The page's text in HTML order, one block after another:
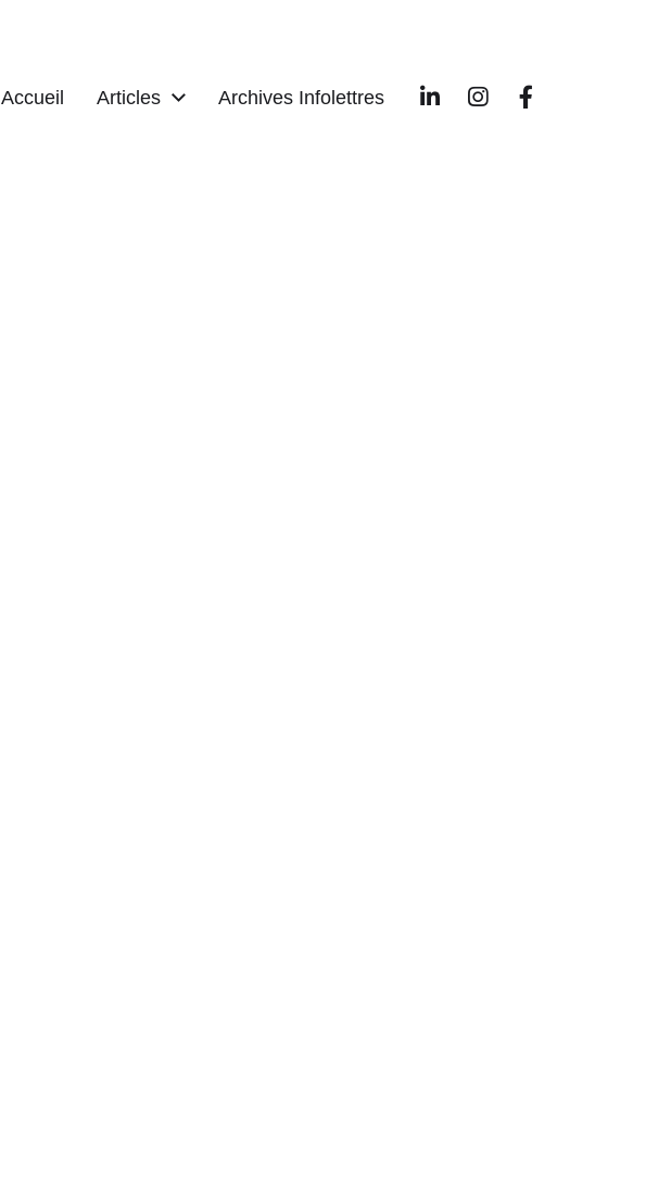
Accueil Articles Archives Infolettres